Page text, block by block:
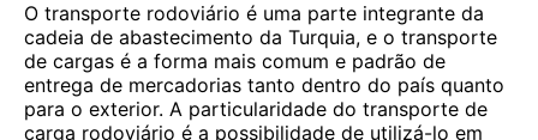
O transporte rodoviário é uma parte integrante da
cadeia de abastecimento da Turquia, e o transporte
de cargas é a forma mais comum e padrão de
entrega de mercadorias tanto dentro do país quanto
para o exterior. A particularidade do transporte de
carga rodoviário é a possibilidade de utilizá-lo em